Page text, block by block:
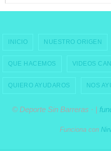
INICIO NUESTRO ORIGEN
QUE HACEMOS VIDEOS
QUIERO AYUDAROS NOS
© Deporte Sin Barreras · |
Funciona con